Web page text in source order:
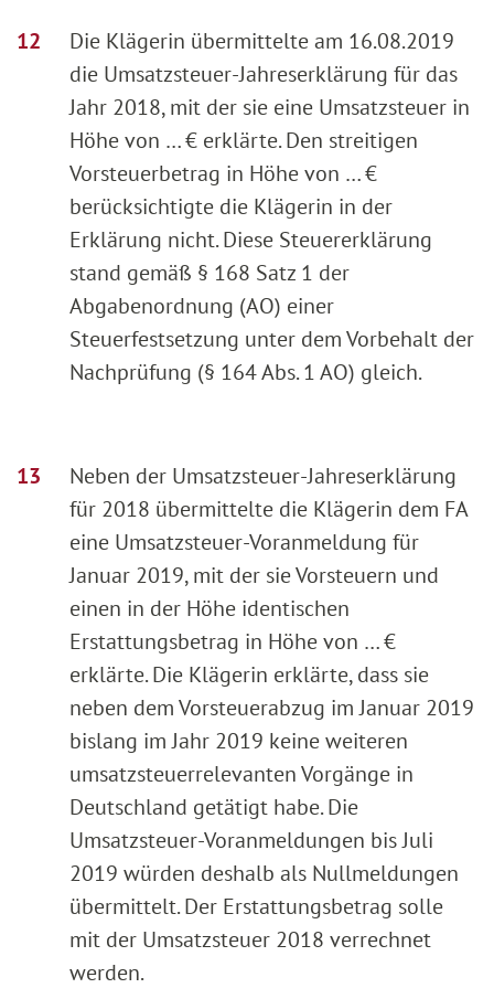
Die Klägerin übermittelte am 16.08.2019
die Umsatzsteuer-Jahreserklärung für das
Jahr 2018, mit der sie eine Umsatzsteuer in
Höhe von … € erklärte. Den streitigen
Vorsteuerbetrag in Höhe von … €
berücksichtigte die Klägerin in der
Erklärung nicht. Diese Steuererklärung
stand gemäß § 168 Satz 1 der
Abgabenordnung (AO) einer
Steuerfestsetzung unter dem Vorbehalt der
Nachprüfung (§ 164 Abs. 1 AO) gleich.
Neben der Umsatzsteuer-Jahreserklärung
für 2018 übermittelte die Klägerin dem FA
eine Umsatzsteuer-Voranmeldung für
Januar 2019, mit der sie Vorsteuern und
einen in der Höhe identischen
Erstattungsbetrag in Höhe von … €
erklärte. Die Klägerin erklärte, dass sie
neben dem Vorsteuerabzug im Januar 2019
bislang im Jahr 2019 keine weiteren
umsatzsteuerrelevanten Vorgänge in
Deutschland getätigt habe. Die
Umsatzsteuer-Voranmeldungen bis Juli
2019 würden deshalb als Nullmeldungen
übermittelt. Der Erstattungsbetrag solle
mit der Umsatzsteuer 2018 verrechnet
werden.